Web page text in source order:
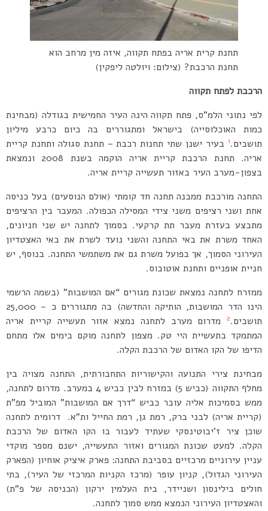
תחנת קרית אריה בפתח תקווה, איזה מין מרחב הוא
תחנת הרכבת? (צילום: ויולטה ליפקין)
הרכבת לפתח תקווה
לפי נתוני הלמ”ס, פתח תקווה הינה העיר החמישית בגודלה (מבחינת
כמות האוכלוסייה) בישראל ומתגוררים בה כיום כרבע מיליון
תושבים.1 בעיר ישנן שתי תחנות רכבת – תחנת סגולה ותחנת קריית
אריה. תחנת הרכבת קריית אריה הוקמה בשנת 2008 ונמצאת
בצפון-מערב העיר באזור תעשייה קריית אריה.
התחנה מורכבת ממבנה תחנה חד קומתי (אולם הנוסעים) בעל כניסה
אחת ושני רציפים משני צידי המסילה הכפולה. המעבר בין הרציפים
מתבצע בעזרת מעבר תת קרקעי. בסמוך לתחנה יש שני חניונים,
האחד משרת את באי התחנה והשני נועד לשרת את באי האצטדיון
העירוני הסמוך, אך בפועל משרת גם את משתמשי התחנה. בנוסף, יש
חניית אופניים ותחנת אוטובוס.
ממזרח לתחנה נמצאת שכונת מגורים “אם המושבות” (בשמה הרשמי
הינו הדר המושבות, הותיקה והחדשה) בה מתגוררים כ – 25,000
תושבים.2
מדרום מערב לתחנה נמצא אזור תעשייה קריית אריה
המתמקד בתעשיית היי טק. מצפון לתחנה מוקם בימים אלו מתחם
הדיפו של הקו האדום של הרכבת הקלה.
מבחינת צירי התנועה והקישוריות התחבורתית, התחנה מצויה בין
מחלף התקווה (כביש 5) במזרח לבין כביש 4 במערב. מדרום לתחנה,
ממש בסמיכות אליה עובר כביש “דרך אם המושבות” המוביל מפ”ת
(קריית אריה) לבני ברק, רמת גן, רמת החייל ות”א. דרומית לתחנה
שוכן ציר ז’יבוטינסקי שעתיד לעבור בו הקו האדום של הרכבת
הקלה. למעט שכונת המגורים ואזור התעשייה, ישנם מספר מוקדי
עניין עירוניים מרכזיים בסביבת התחנה: פארק איציק אוחיון (הפארק
העירוני הגדול), קניון עופר (מרכז הקניות המרכזי של העיר), בתי
חולים בילינסון ושניידר, בית העלמין ירקון (הכניסה של פ”ת)
והאצטדיון העירוני הנמצא ממש סמוך לתחנה.